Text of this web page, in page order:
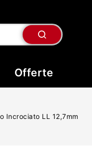
Offerte
Incrociato LL 12,7mm